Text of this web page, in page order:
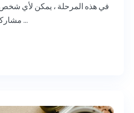
مشاركة منشورات آسرة على ...